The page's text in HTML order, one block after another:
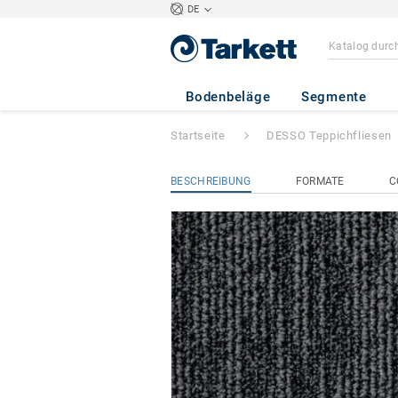
DE
Bodenbeläge Segmente
DESSO
Startseite DESSO Teppichfliesen
BESCHREIBUNG FORMATE